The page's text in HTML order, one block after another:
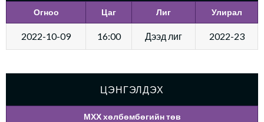
Огноо Цаг Лиг Улирал
2022-10-09 16:00 Дээд лиг 2022-23
ЦЭНГЭЛДЭХ
МХХ хөлбөмбөгийн төв